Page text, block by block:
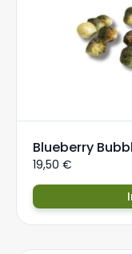
Blueberry
19,50 €